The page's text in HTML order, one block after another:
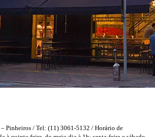
Pinheiros / Tel: (11) 3061-5132 / Horário de